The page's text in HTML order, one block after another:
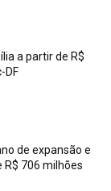
a partir de R$
DF
de expansão e
706 milhões